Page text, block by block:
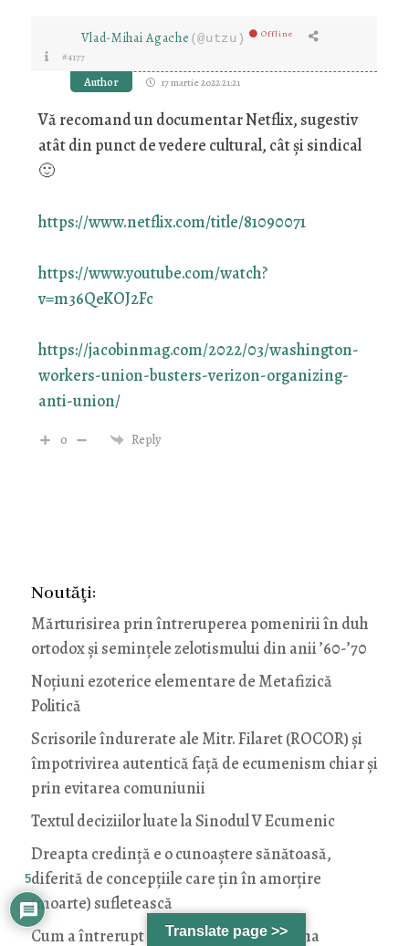
Vlad-Mihai Agache (@utzu) Offline
#4177
Author 17 martie 2022 21:21
Vă recomand un documentar Netflix, sugestiv
atât din punct de vedere cultural, cât și sindical
🙂
https://www.netflix.com/title/81090071
https://www.youtube.com/watch?
v=m36QeKOJ2Fc
https://jacobinmag.com/2022/03/washington-
workers-union-busters-verizon-organizing-
anti-union/
0 Reply
Noutăţi:
Mărturisirea prin întreruperea pomenirii în duh
ortodox și semințele zelotismului din anii ’60-’70
Noţiuni ezoterice elementare de Metafizică
Politică
Scrisorile îndurerate ale Mitr. Filaret (ROCOR) și
împotrivirea autentică față de ecumenism chiar și
prin evitarea comuniunii
Textul deciziilor luate la Sinodul V Ecumenic
Dreapta credință e o cunoaștere sănătoasă,
diferită de concepțiile care țin în amorțire
(moarte) sufletească
Cum a întrerupt Mitr. Augustin de Florina
Translate page >>
5